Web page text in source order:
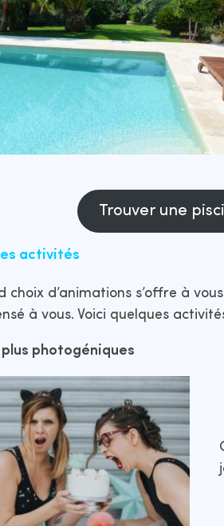
Trouver une
activités
choix d’animations s’offre à
à vous. Voici quelques
plus photogéniques